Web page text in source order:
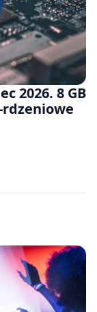
2026. 8 GB